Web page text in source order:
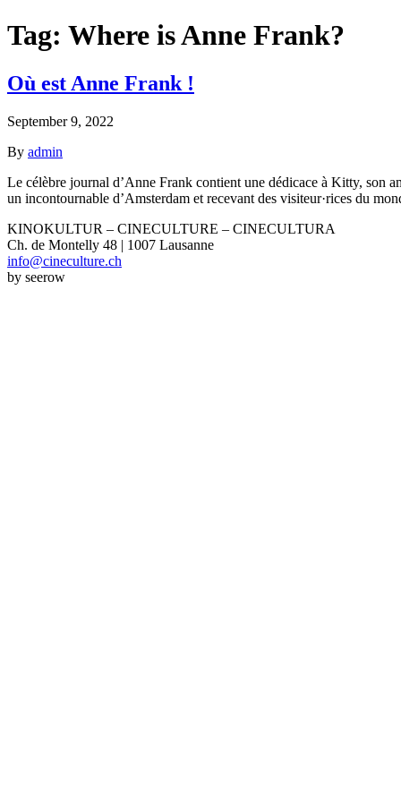
Tag: Where is Anne Frank?
Où est Anne Frank !
September 9, 2022
By admin
Le célèbre journal d’Anne Frank contient une dédicace à Kitty, son
un incontournable d’Amsterdam et recevant des visiteur·rices du
KINOKULTUR – CINECULTURE – CINECULTURA
Ch. de Montelly 48 | 1007 Lausanne
info@cineculture.ch
by seerow